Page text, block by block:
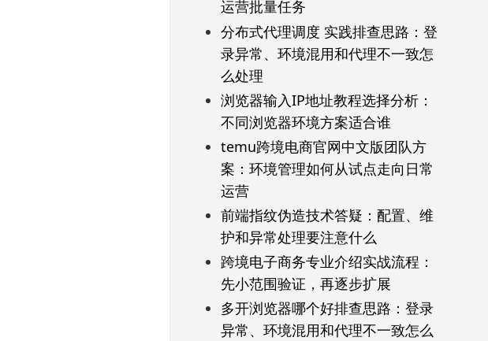
运营批量任务
分布式代理调度 实践排查思路：登
录异常、环境混用和代理不一致怎
么处理
浏览器输入IP地址教程选择分析：
不同浏览器环境方案适合谁
temu跨境电商官网中文版团队方
案：环境管理如何从试点走向日常
运营
前端指纹伪造技术答疑：配置、维
护和异常处理要注意什么
跨境电子商务专业介绍实战流程：
先小范围验证，再逐步扩展
多开浏览器哪个好排查思路：登录
异常、环境混用和代理不一致怎么